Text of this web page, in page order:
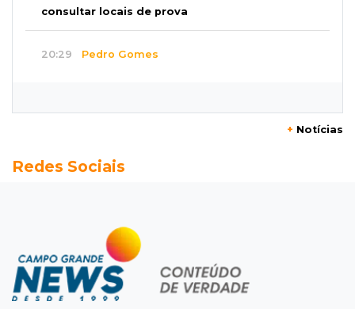
consultar locais de prova
20:29 Pedro Gomes
Pantanal treina em Goiânia antes de jogo que
Campeonato Brasileiro
Remo busca empate com Atlético-MG e segue
na zona de rebaixamento
+ Notícias
Redes Sociais